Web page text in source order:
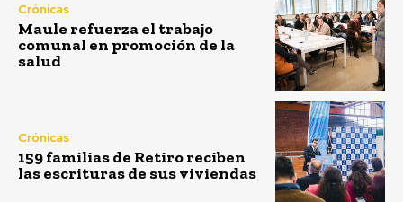
Crónicas
Maule refuerza el trabajo
comunal en promoción de la
salud
Crónicas
159 familias de Retiro reciben
las escrituras de sus viviendas